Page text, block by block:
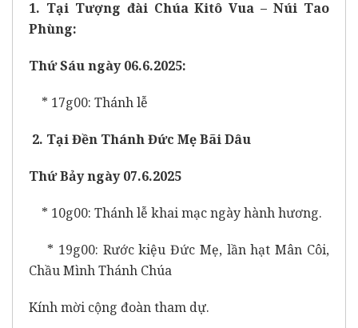
1. Tại Tượng đài Chúa Kitô Vua – Núi Tao
Phùng:
Thứ Sáu ngày 06.6.2025:
* 17g00: Thánh lễ
2. Tại Đền Thánh Đức Mẹ Bãi Dâu
Thứ Bảy ngày 07.6.2025
* 10g00: Thánh lễ khai mạc ngày hành hương.
* 19g00: Rước kiệu Đức Mẹ, lần hạt Mân Côi,
Chầu Mình Thánh Chúa
Kính mời cộng đoàn tham dự.